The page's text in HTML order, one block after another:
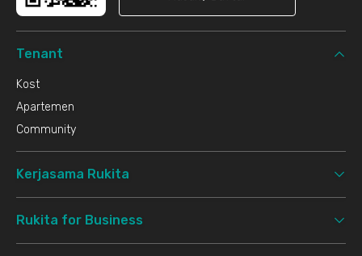
Tenant
Kost
Apartemen
Community
Kerjasama Rukita
Rukita for Business